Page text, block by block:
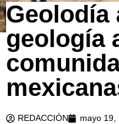
Geolodía
geología
REDACCIÓN mayo 19,